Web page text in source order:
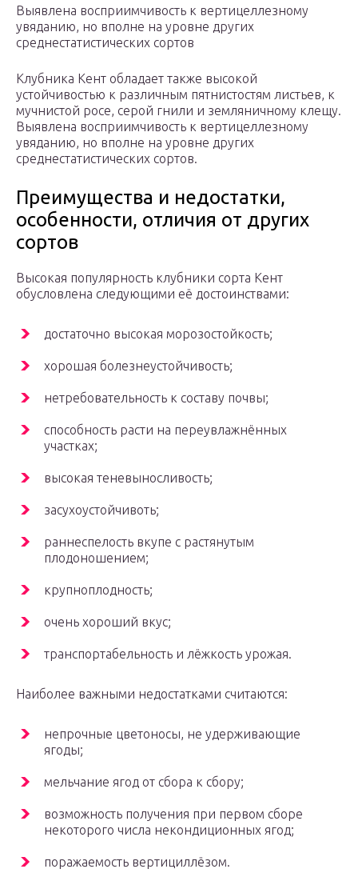
Выявлена восприимчивость к вертицеллезному
увяданию, но вполне на уровне других
среднестатистических сортов
Клубника Кент обладает также высокой
устойчивостью к различным пятнистостям листьев, к
мучнистой росе, серой гнили и земляничному клещу.
Выявлена восприимчивость к вертицеллезному
увяданию, но вполне на уровне других
среднестатистических сортов.
Преимущества и недостатки,
особенности, отличия от других
сортов
Высокая популярность клубники сорта Кент
обусловлена следующими её достоинствами:
достаточно высокая морозостойкость;
хорошая болезнеустойчивость;
нетребовательность к составу почвы;
способность расти на переувлажнённых
участках;
высокая теневыносливость;
засухоустойчивоть;
раннеспелость вкупе с растянутым
плодоношением;
крупноплодность;
очень хороший вкус;
транспортабельность и лёжкость урожая.
Наиболее важными недостатками считаются:
непрочные цветоносы, не удерживающие
ягоды;
мельчание ягод от сбора к сбору;
возможность получения при первом сборе
некоторого числа некондиционных ягод;
поражаемость вертициллёзом.